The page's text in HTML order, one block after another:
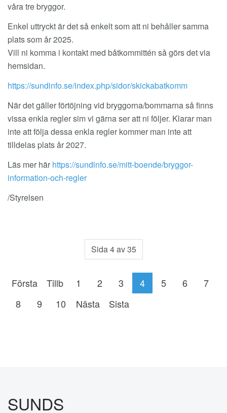
våra tre bryggor.
Enkel uttryckt är det så enkelt som att ni behåller samma
plats som år 2025.
Vill ni komma i kontakt med båtkommittén så görs det via
hemsidan.
https://sundinfo.se/index.php/sidor/skickabatkomm
När det gäller förtöjning vid bryggorna/bommarna så finns
vissa enkla regler sim vi gärna ser att ni följer. Klarar man
inte att följa dessa enkla regler kommer man inte att
tilldelas plats år 2027.
Läs mer här https://sundinfo.se/mitt-boende/bryggor-
information-och-regler
/Styrelsen
Sida 4 av 35
Första Tillb 1 2 3 4 5 6
7
8
9 10 Nästa Sista
SUNDS